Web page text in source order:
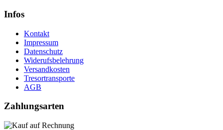
Infos
Kontakt
Impressum
Datenschutz
Widerufsbelehrung
Versandkosten
Tresortransporte
AGB
Zahlungsarten